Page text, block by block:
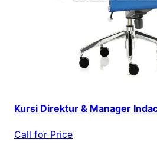
Kursi Direktur & Manager
Call for Price